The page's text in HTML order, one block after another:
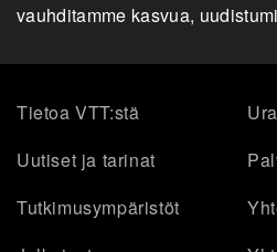
vauhditamme kasvua,
Tietoa VTT:stä
Ura
Uutiset ja tarinat
Tutkimusympäristöt